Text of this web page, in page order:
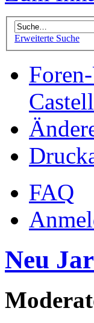
Erweiterte Suche
FAQ
Neu